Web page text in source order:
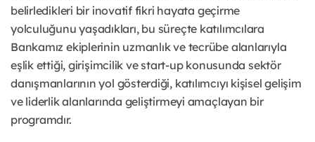
belirledikleri bir inovatif fikri hayata geçirme
yolculuğunu yaşadıkları, bu süreçte katılımcılara
Bankamız ekiplerinin uzmanlık ve tecrübe alanlarıyla
eşlik ettiği, girişimcilik ve start-up konusunda sektör
danışmanlarının yol gösterdiği, katılımcıyı kişisel gelişim
ve liderlik alanlarında geliştirmeyi amaçlayan bir
programdır.